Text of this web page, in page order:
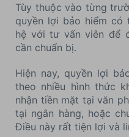
Tùy thuộc vào từng
quyền lợi bảo hiểm có
hệ với tư vấn viên để
cần chuẩn bị.
Hiện nay, quyền lợi
theo nhiều hình thức
nhận tiền mặt tại văn
tại ngân hàng, hoặc
Điều này rất tiện lợi và